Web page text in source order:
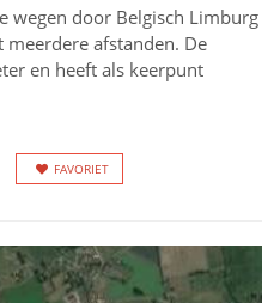
wegen door Belgisch Limburg
afstanden. De
en heeft als keerpunt
FAVORIET